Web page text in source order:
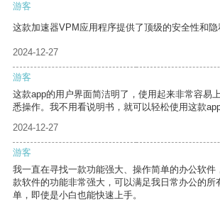
游客
这款加速器VPM应用程序提供了顶级的安全性和隐
2024-12-27
游客
这款app的用户界面简洁明了，使用起来非常容易
悉操作。我不用看说明书，就可以轻松使用这款app
2024-12-27
游客
我一直在寻找一款功能强大、操作简单的办公软件
款软件的功能非常强大，可以满足我日常办公的所
单，即使是小白也能快速上手。